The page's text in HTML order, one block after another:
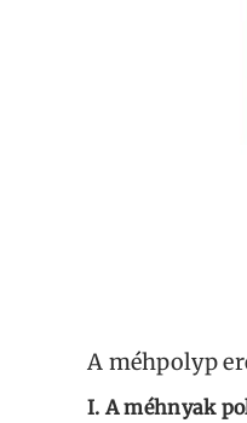
A méhpolyp
I. A méhnyak